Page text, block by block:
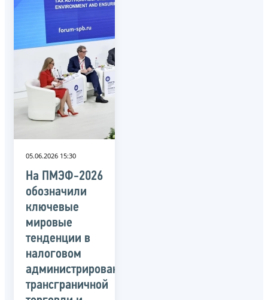
05.06.2026 15:30
На ПМЭФ-2026
обозначили
ключевые
мировые
тенденции в
налоговом
администрировании
трансграничной